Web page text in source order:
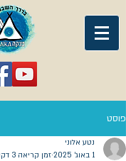
פוסט
נטע אלוני
1 באוג׳ 2025
זמן קריאה 3 דקות